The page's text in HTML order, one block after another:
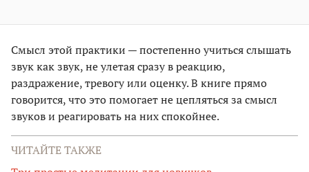
Смысл этой практики — постепенно учиться слышать
звук как звук, не улетая сразу в реакцию,
раздражение, тревогу или оценку. В книге прямо
говорится, что это помогает не цепляться за смысл
звуков и реагировать на них спокойнее.
ЧИТАЙТЕ ТАКЖЕ